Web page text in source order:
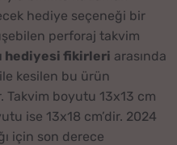
hediye seçeneği bir
perforaj takvim
hediyesi fikirleri arasında
kesilen bu ürün
Takvim boyutu 13x13 cm
ise 13x18 cm’dir. 2024
için son derece